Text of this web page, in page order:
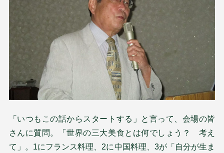
「いつもこの話からスタートする」と言って、会場の皆
さんに質問。「世界の三大美食とは何でしょう？ 考え
て」。1にフランス料理、2に中国料理、3が「自分が生ま